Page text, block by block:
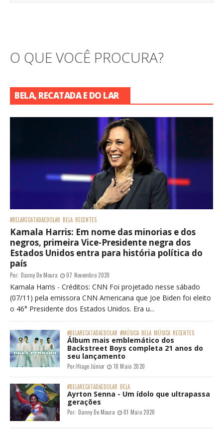
O QUE VOCÊ PROCURA?
BELA, RECATADA E DO LAR
#BELARECATADAEDOLAR BELA RECENTES
Kamala Harris: Em nome das minorias e dos
negros, primeira Vice-Presidente negra dos
Estados Unidos entra para história política do
país
Por: Danny De Moura 07 Novembro 2020
Kamala Harris - Créditos: CNN Foi projetado nesse sábado
(07/11) pela emissora CNN Americana que Joe Biden foi eleito
o 46° Presidente dos Estados Unidos. Era u...
#BELARECATADAEDOLAR #MÚSICA BELA MÚSICA RECENTES
Álbum mais emblemático dos
Backstreet Boys completa 21 anos do
seu lançamento
Por:Hiago Júnior 18 Maio 2020
#BELARECATADAEDOLAR BELA
Ayrton Senna - Um ídolo que ultrapassa
gerações
Por: Danny De Moura 01 Maio 2020